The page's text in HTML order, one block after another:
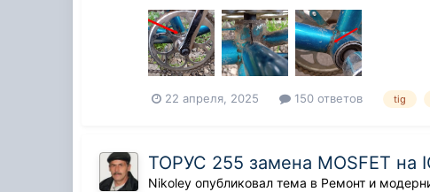
22 апреля, 2025 150 ответов tig
ТОРУС 255 замена MOSFET на
Nikoley опубликовал тема в Ремонт и